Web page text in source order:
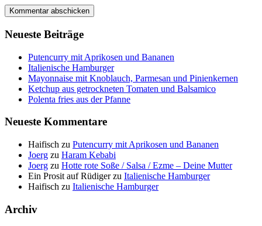
Neueste Beiträge
Putencurry mit Aprikosen und Bananen
Italienische Hamburger
Mayonnaise mit Knoblauch, Parmesan und Pinienkernen
Ketchup aus getrockneten Tomaten und Balsamico
Polenta fries aus der Pfanne
Neueste Kommentare
Haifisch zu Putencurry mit Aprikosen und Bananen
Joerg zu Haram Kebabi
Joerg zu Hotte rote Soße / Salsa / Ezme – Deine Mutter
Ein Prosit auf Rüdigerzu Italienische Hamburger
Haifisch zu Italienische Hamburger
Archiv